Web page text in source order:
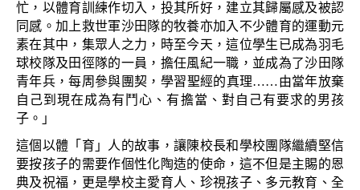
忙，以體育訓練作切入，投其所好，建立其歸屬感及被認
同感。加上救世軍沙田隊的牧養亦加入不少體育的運動元
素在其中，集眾人之力，時至今天，這位學生已成為羽毛
球校隊及田徑隊的一員，擔任風紀一職，並成為了沙田隊
青年兵，每周參與團契，學習聖經的真理……由當年放棄
自己到現在成為有鬥心、有擔當、對自己有要求的男孩
子。」
這個以體「育」人的故事，讓陳校長和學校團隊繼續堅信
要按孩子的需要作個性化陶造的使命，這不但是主賜的恩
典及祝福，更是學校主愛育人、珍視孩子、多元教育、全